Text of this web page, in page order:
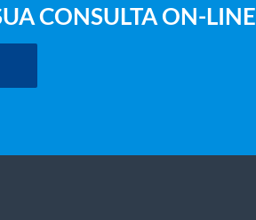
CONSULTA ON-LINE